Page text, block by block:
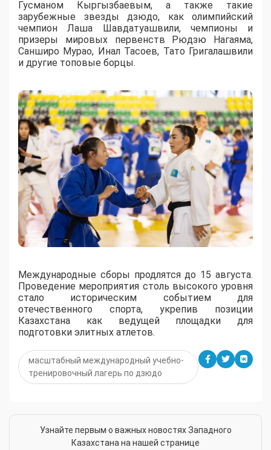
Гусманом Кыргызбаевым, а также такие
зарубежные звезды дзюдо, как олимпийский
чемпион Лаша Шавдатуашвили, чемпионы и
призеры мировых первенств Рюдзю Нагаяма,
Санширо Мурао, Инал Тасоев, Тато Григалашвили
и другие топовые борцы.
Международные сборы продлятся до 15 августа.
Проведение мероприятия столь высокого уровня
стало историческим событием для
отечественного спорта, укрепив позиции
Казахстана как ведущей площадки для
подготовки элитных атлетов.
масштабный международный учебно-
тренировочный лагерь по дзюдо
Узнайте первым о важных новостях Западного
Казахстана на нашей странице